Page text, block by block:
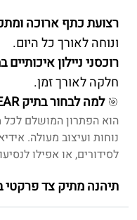
רצועת כתף ארוכה
ונוחה לאורך כל היום.
רוכסני ניילון איכותיים
חלקה לאורך זמן.
🎯למה לבחור בתיק TREKGEAR?
הוא הפתרון המושלם
נוחות ועיצוב מעולה.
לסידורים, או אפילו
תיהנה מתיק צד